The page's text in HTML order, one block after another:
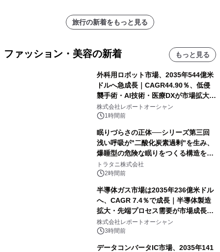
旅行の新着をもっと見る
ファッション・美容の新着 もっと見る
外科用ロボット市場、2035年544億米
ドルへ急成長｜CAGR44.90％、低侵
襲手術・AI技術・医療DXが市場拡大を
牽引
株式会社レポートオーシャン
1時間前
眠りづらさの正体──シリーズ第三回
浅い呼吸が"二酸化炭素過剰"を生み、
爆睡型の危険な眠りをつくる構造を解
説
トラタニ株式会社
2時間前
半導体ガス市場は2035年236億米ドル
へ、CAGR 7.4％で成長｜半導体製造
拡大・先端プロセス需要が市場成長を
加速
株式会社レポートオーシャン
3時間前
データコンバータIC市場、2035年141